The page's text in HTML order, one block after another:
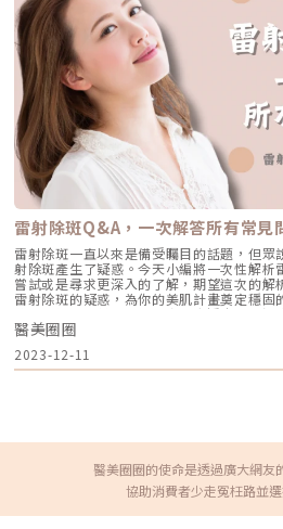
雷射除斑Q&A，一次解答所有常見
雷射除斑一直以來是備受矚目的話題，但眾
射除斑產生了疑惑。今天小編將一次性解析
嘗試或是尋求更深入的了解，期望這次的解
雷射除斑的疑惑，為你的美肌計畫奠定穩固
效果最好？雷射的波長決定了穿透皮膚的
深度就越淺；而波長越長，穿透深度就越深
時，除了必須要有足夠的能量，還需要確認
會考量到雷射光是否能深入到所需的皮膚深
深層斑，療程次數和儀器的選擇皆需要視
是色素沉澱，都會與斑的種類、雷射能量、
度都息息相關。無論原本皮膚狀況相當良好
也許會擔憂是否會出現反黑問題，別擔心！
醫美圈圈
2023-12-11
醫美圈圈的使命是透過廣大網友
協助消費者少走冤枉路並